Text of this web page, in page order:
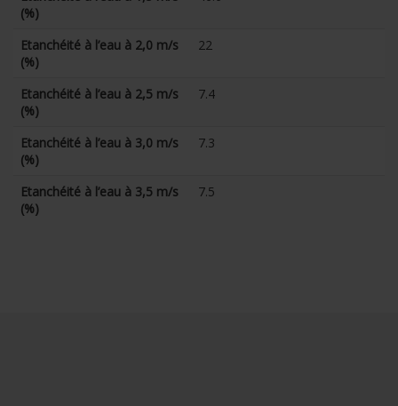
(%)
Etanchéité à l’eau à 2,0 m/s
(%)
22
Etanchéité à l’eau à 2,5 m/s
(%)
7.4
Etanchéité à l’eau à 3,0 m/s
(%)
7.3
Etanchéité à l’eau à 3,5 m/s
(%)
7.5